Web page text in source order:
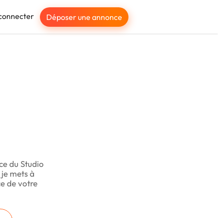
Déposer une annonce
du Studio
mets à
de votre